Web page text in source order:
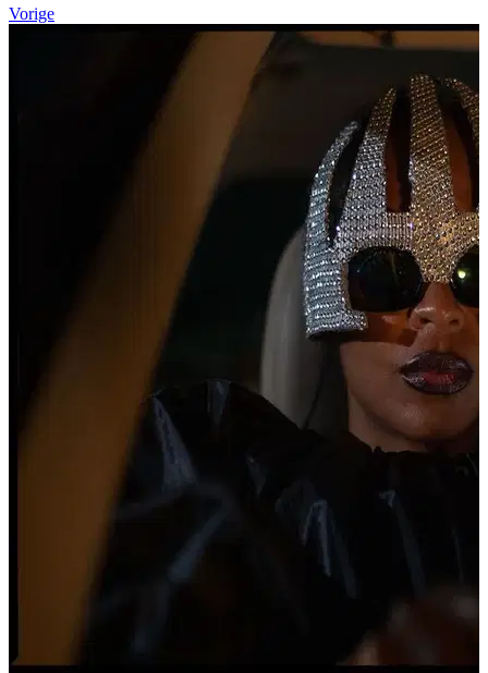
Vorige